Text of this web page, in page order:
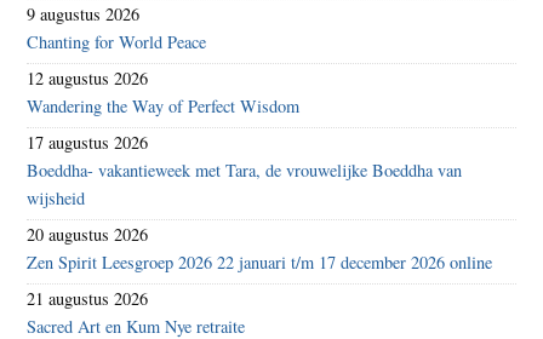
9 augustus 2026
Chanting for World Peace
12 augustus 2026
Wandering the Way of Perfect Wisdom
17 augustus 2026
Boeddha- vakantieweek met Tara, de vrouwelijke Boeddha van
wijsheid
20 augustus 2026
Zen Spirit Leesgroep 2026 22 januari t/m 17 december 2026 online
21 augustus 2026
Sacred Art en Kum Nye retraite